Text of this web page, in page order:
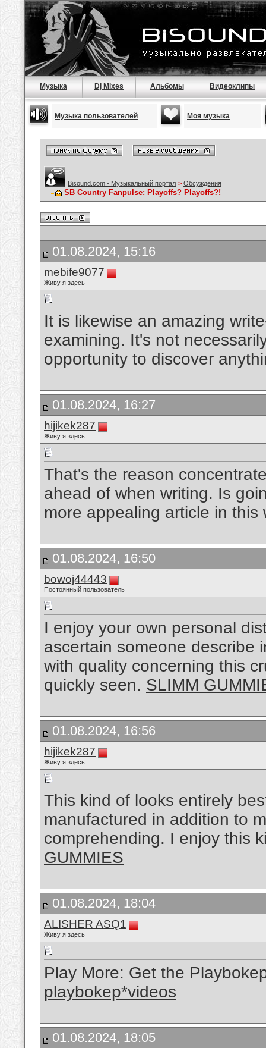
Музыка Dj Mixes Альбомы Видеоклипы
Музыка пользователей Моя музыка
Bisound.com - Музыкальный портал > Обсуждения
SB Country Fanpulse: Playoffs? Playoffs?!
01.08.2024, 15:16
mebife9077
Живу я здесь
It is likewise an amazing
examining. It's not
opportunity to discover
01.08.2024, 16:27
hijikek287
Живу я здесь
That's the reason
ahead of when writing. Is
more appealing article in this
01.08.2024, 16:50
bowoj44443
Постоянный пользователь
I enjoy your own personal
ascertain someone describe
with quality concerning this
quickly seen. SLIMM
01.08.2024, 16:56
hijikek287
Живу я здесь
This kind of looks entirely
manufactured in addition to
comprehending. I enjoy this
GUMMIES
01.08.2024, 18:04
ALISHER ASQ1
Живу я здесь
Play More: Get the
playbokep*videos
01.08.2024, 18:05